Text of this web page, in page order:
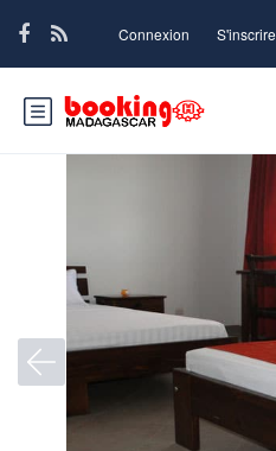
Connexion S'inscrire